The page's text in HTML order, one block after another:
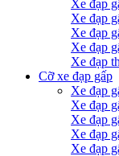
Xe đạp
Xe đạp
Xe đạp
Xe đạp
Xe đạp
Cỡ xe đạp gấp
Xe đạp
Xe đạp
Xe đạp
Xe đạp
Xe đạp